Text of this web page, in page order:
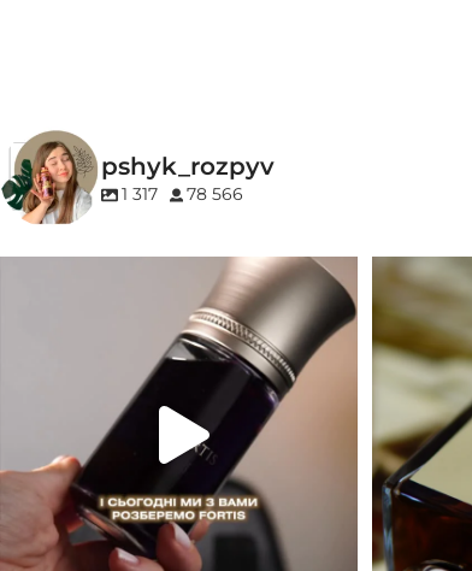
pshyk_rozpyv
1 317 78 566
Для замовлення переходьте на сайт або в
Instagram...
33 2
Marc-